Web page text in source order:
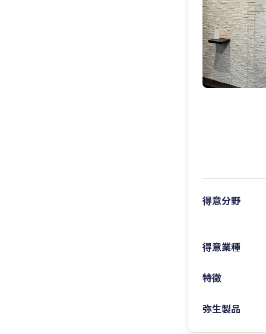
得意分野
得意業種
特徴
弥生製品